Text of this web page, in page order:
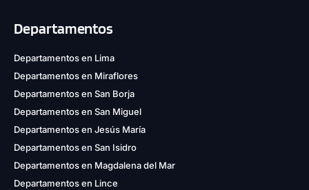
Departamentos
Departamentos en Lima
Departamentos en Miraflores
Departamentos en San Borja
Departamentos en San Miguel
Departamentos en Jesús María
Departamentos en San Isidro
Departamentos en Magdalena del Mar
Departamentos en Lince